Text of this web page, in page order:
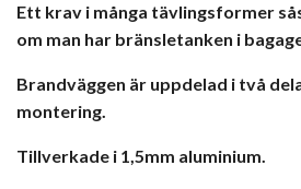
Ett krav i många tävlingsformer
om man har bränsletanken i
Brandväggen är uppdelad i två
montering.
Tillverkade i 1,5mm aluminium.